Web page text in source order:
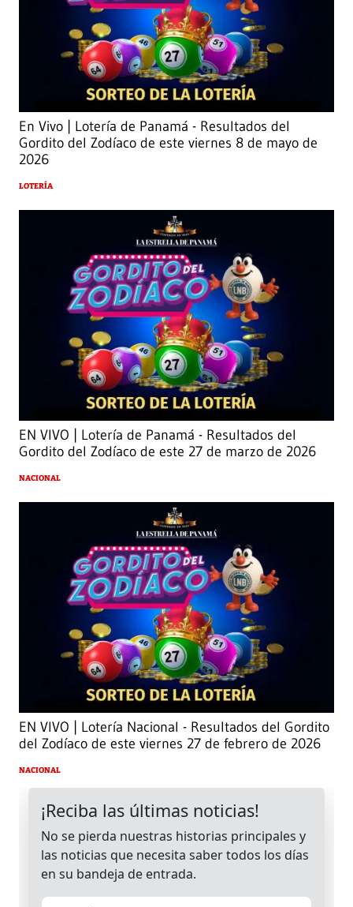
En Vivo | Lotería de Panamá - Resultados del
Gordito del Zodíaco de este viernes 8 de mayo de
2026
LOTERÍA
EN VIVO | Lotería de Panamá - Resultados del
Gordito del Zodíaco de este 27 de marzo de 2026
NACIONAL
EN VIVO | Lotería Nacional - Resultados del Gordito
del Zodíaco de este viernes 27 de febrero de 2026
NACIONAL